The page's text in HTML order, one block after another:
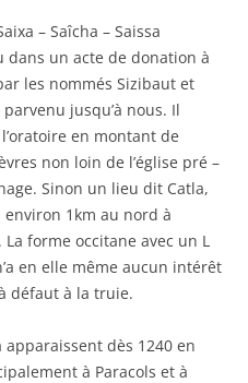
– Saîcha – Saissa
dans un acte de donation à
les nommés Sizibaut et
jusqu’à nous. Il
en montant de
non loin de l’église pré –
Sinon un lieu dit Catla,
1km au nord à
La forme occitane avec un L
en elle même aucun intérêt
défaut à la truie.
apparaissent dès 1240 en
à Paracols et à